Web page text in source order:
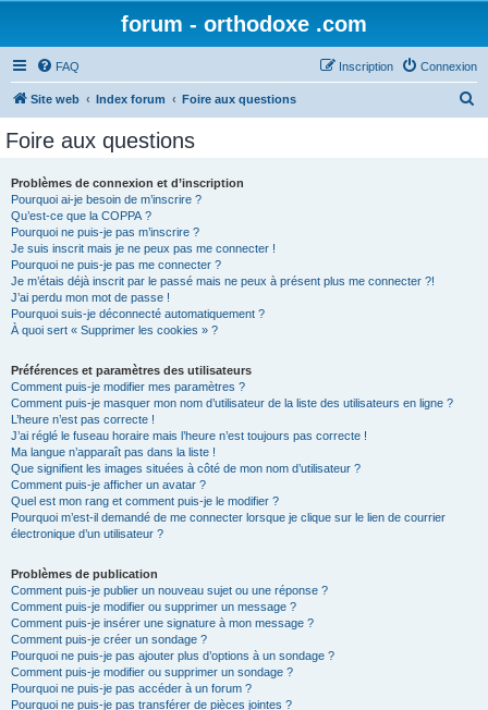
forum - orthodoxe .com
FAQ Connexion
Inscription
Site web Index forum Foire aux questions
Foire aux questions
Problèmes de connexion et d’inscription
Pourquoi ai-je besoin de m’inscrire ?
Qu’est-ce que la COPPA ?
Pourquoi ne puis-je pas m’inscrire ?
Je suis inscrit mais je ne peux pas me connecter !
Pourquoi ne puis-je pas me connecter ?
Je m’étais déjà inscrit par le passé mais ne peux à présent plus me connecter ?!
J’ai perdu mon mot de passe !
Pourquoi suis-je déconnecté automatiquement ?
À quoi sert « Supprimer les cookies » ?
Préférences et paramètres des utilisateurs
Comment puis-je modifier mes paramètres ?
Comment puis-je masquer mon nom d’utilisateur de la liste des utilisateurs en ligne ?
L’heure n’est pas correcte !
J’ai réglé le fuseau horaire mais l’heure n’est toujours pas correcte !
Ma langue n’apparaît pas dans la liste !
Que signifient les images situées à côté de mon nom d’utilisateur ?
Comment puis-je afficher un avatar ?
Quel est mon rang et comment puis-je le modifier ?
Pourquoi m’est-il demandé de me connecter lorsque je clique sur le lien de courrier
électronique d’un utilisateur ?
Problèmes de publication
Comment puis-je publier un nouveau sujet ou une réponse ?
Comment puis-je modifier ou supprimer un message ?
Comment puis-je insérer une signature à mon message ?
Comment puis-je créer un sondage ?
Pourquoi ne puis-je pas ajouter plus d’options à un sondage ?
Comment puis-je modifier ou supprimer un sondage ?
Pourquoi ne puis-je pas accéder à un forum ?
Pourquoi ne puis-je pas transférer de pièces jointes ?